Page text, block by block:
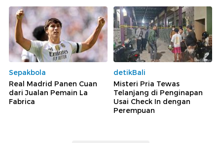
Sepakbola
Real Madrid Panen Cuan
dari Jualan Pemain La
Fabrica
detikBali
Misteri Pria Tewas
Telanjang di Penginapan
Usai Check In dengan
Perempuan